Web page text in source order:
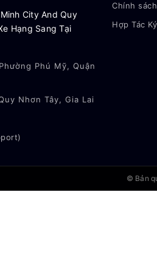
City And Quy
Hạng Sang Tại
Phú Mỹ, Quận
Nhơn Tây, Gia Lai
Chính
Hợp Tác
© Bản